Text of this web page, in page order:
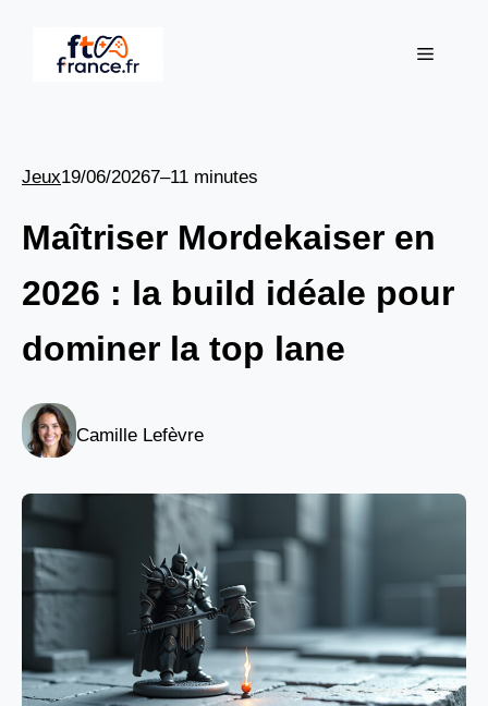
contenu
Menu
Jeux19/06/20267–11 minutes
Maîtriser Mordekaiser en
2026 : la build idéale pour
dominer la top lane
Camille Lefèvre